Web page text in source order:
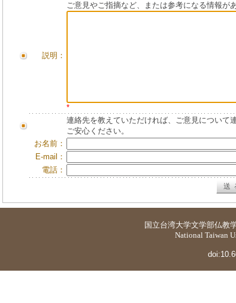
説明：
ご意見やご指摘など、または参考になる情報が
*
連絡先を教えていただければ、ご意見について
ご安心ください。
お名前：
E-mail：
電話：
国立台湾大学文学部仏教
National Taiwan